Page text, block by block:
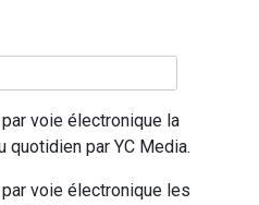
voie électronique la
par YC Media.
voie électronique les